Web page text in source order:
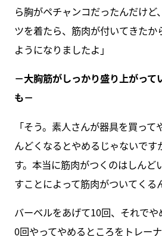
ら胸がペチャンコだったんだけど
ツを着たら、筋肉が付いてきたか
ようになりましたよ」
－大胸筋がしっかり盛り上がって
も－
「そう。素人さんが器具を買っ
んどくなるとやめるじゃないです
す。本当に筋肉がつくのはしんど
すことによって筋肉がついてくる
バーベルをあげて10回、それで
0回やってやめるところをトレー